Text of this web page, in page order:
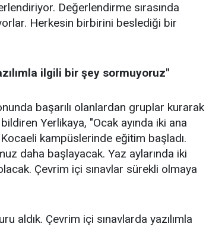
Değerlendirme sırasında
Herkesin birbirini beslediği bir
ilgili bir şey sormuyoruz"
başarılı olanlardan gruplar kurarak
Yerlikaya, "Ocak ayında iki ana
kampüslerinde eğitim başladı.
daha başlayacak. Yaz aylarında iki
Çevrim içi sınavlar sürekli olmaya
aldık. Çevrim içi sınavlarda yazılımla